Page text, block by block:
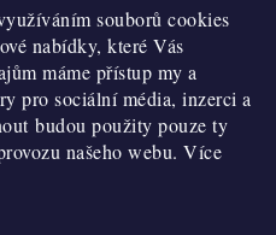
souborů cookies
nabídky, které Vás
máme přístup my a
pro sociální média, inzerci a
budou použity pouze ty
našeho webu. Více